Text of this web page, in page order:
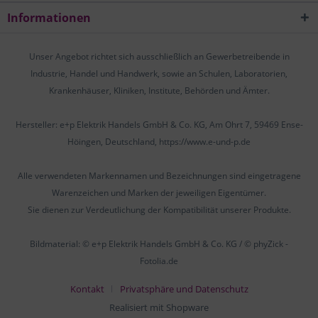
Informationen
Unser Angebot richtet sich ausschließlich an Gewerbetreibende in
Industrie, Handel und Handwerk, sowie an Schulen, Laboratorien,
Krankenhäuser, Kliniken, Institute, Behörden und Ämter.
Hersteller: e+p Elektrik Handels GmbH & Co. KG, Am Ohrt 7, 59469 Ense-
Höingen, Deutschland, https://www.e-und-p.de
Alle verwendeten Markennamen und Bezeichnungen sind eingetragene
Warenzeichen und Marken der jeweiligen Eigentümer.
Sie dienen zur Verdeutlichung der Kompatibilität unserer Produkte.
Bildmaterial: © e+p Elektrik Handels GmbH & Co. KG / © phyZick -
Fotolia.de
Kontakt
Privatsphäre und Datenschutz
Realisiert mit Shopware